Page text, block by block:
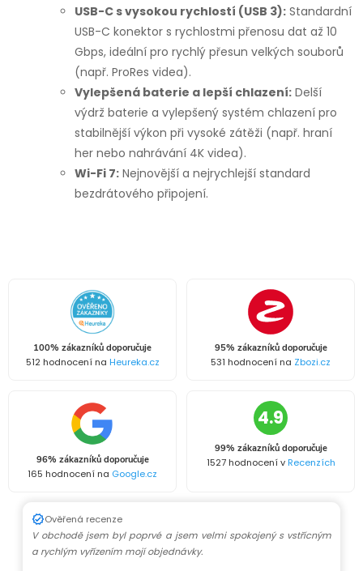
USB-C s vysokou rychlostí (USB 3): Standardní
USB-C konektor s rychlostmi přenosu dat až 10
Gbps, ideální pro rychlý přesun velkých souborů
(např. ProRes videa).
Vylepšená baterie a lepší chlazení: Delší
výdrž baterie a vylepšený systém chlazení pro
stabilnější výkon při vysoké zátěži (např. hraní
her nebo nahrávání 4K videa).
Wi-Fi 7: Nejnovější a nejrychlejší standard
bezdrátového připojení.
100% zákazníků doporučuje
512 hodnocení na Heureka.cz
95% zákazníků doporučuje
531 hodnocení na Zbozi.cz
96% zákazníků doporučuje
165 hodnocení na Google.cz
4.9
99% zákazníků doporučuje
1527 hodnocení vRecenzích
Ověřená recenze
V obchodě jsem byl poprvé a jsem velmi spokojený s vstřícným
a rychlým vyřízením mojí objednávky.